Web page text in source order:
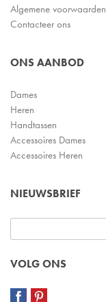
Algemene voorwaarden
Contacteer ons
ONS AANBOD
Dames
Heren
Handtassen
Accessoires Dames
Accessoires Heren
NIEUWSBRIEF
VOLG ONS